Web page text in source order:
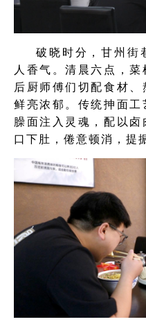
破晓时分，甘州街
人香气。清晨六点，菜
后厨师傅们切配食材
鲜亮浓郁。传统抻面
臊面注入灵魂，配以
口下肚，倦意顿消，提